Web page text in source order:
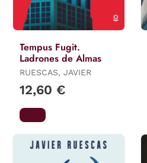
Tempus Fugit.
Ladrones de Almas
RUESCAS, JAVIER
12,60 €